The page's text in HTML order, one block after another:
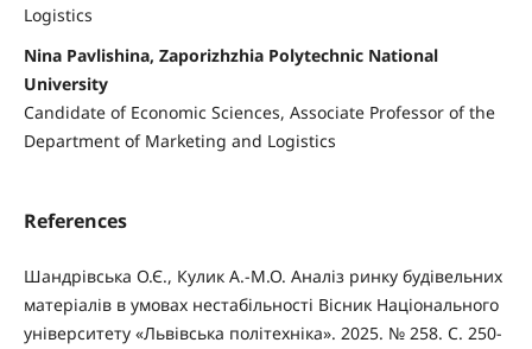
Logistics
Nina Pavlishina, Zaporizhzhia Polytechnic National
University
Candidate of Economic Sciences, Associate Professor of the
Department of Marketing and Logistics
References
Шандрівська О.Є., Кулик А.-М.О. Аналіз ринку будівельних
матеріалів в умовах нестабільності Вісник Національного
університету «Львівська політехніка». 2025. № 258. С. 250-